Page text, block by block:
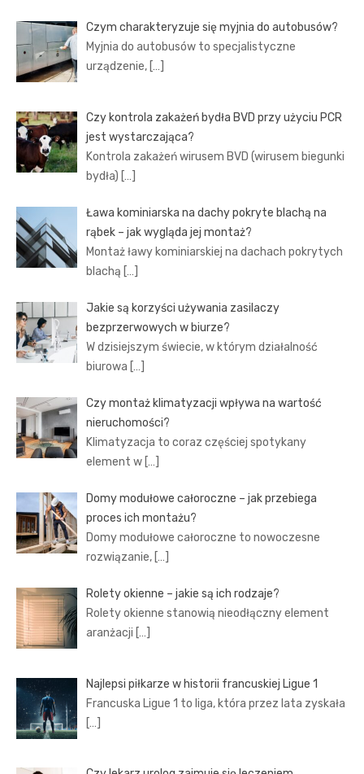
Czym charakteryzuje się myjnia do autobusów?
Myjnia do autobusów to specjalistyczne
urządzenie, […]
Czy kontrola zakażeń bydła BVD przy użyciu PCR
jest wystarczająca?
Kontrola zakażeń wirusem BVD (wirusem biegunki
bydła) […]
Ława kominiarska na dachy pokryte blachą na
rąbek – jak wygląda jej montaż?
Montaż ławy kominiarskiej na dachach pokrytych
blachą […]
Jakie są korzyści używania zasilaczy
bezprzerwowych w biurze?
W dzisiejszym świecie, w którym działalność
biurowa […]
Czy montaż klimatyzacji wpływa na wartość
nieruchomości?
Klimatyzacja to coraz częściej spotykany
element w […]
Domy modułowe całoroczne – jak przebiega
proces ich montażu?
Domy modułowe całoroczne to nowoczesne
rozwiązanie, […]
Rolety okienne – jakie są ich rodzaje?
Rolety okienne stanowią nieodłączny element
aranżacji […]
Najlepsi piłkarze w historii francuskiej Ligue 1
Francuska Ligue 1 to liga, która przez lata zyskała
[…]